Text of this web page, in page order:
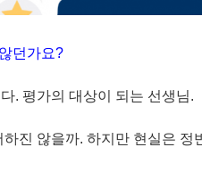
던가요?
. 평가의 대상이 되는 선생님.
진 않을까. 하지만 현실은 정